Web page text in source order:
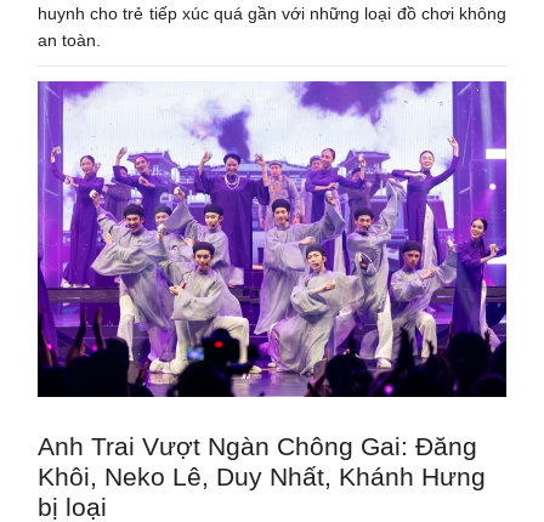
huynh cho trẻ tiếp xúc quá gần với những loại đồ chơi không
an toàn.
Anh Trai Vượt Ngàn Chông Gai: Đăng
Khôi, Neko Lê, Duy Nhất, Khánh Hưng
bị loại